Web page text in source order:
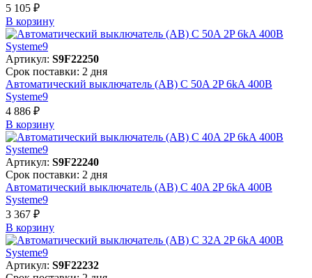
5 105 ₽
В корзинy
Артикул: S9F22250
Срок поставки: 2 дня
Автоматический выключатель (АВ) C 50A 2P 6kA 400В
Systeme9
4 886 ₽
В корзинy
Артикул: S9F22240
Срок поставки: 2 дня
Автоматический выключатель (АВ) C 40A 2P 6kA 400В
Systeme9
3 367 ₽
В корзинy
Артикул: S9F22232